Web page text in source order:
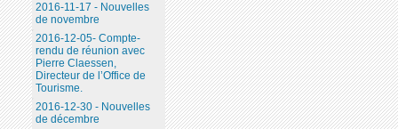
2016-11-17 - Nouvelles
de novembre
2016-12-05- Compte-
rendu de réunion avec
Pierre Claessen,
Directeur de l’Office de
Tourisme.
2016-12-30 - Nouvelles
de décembre